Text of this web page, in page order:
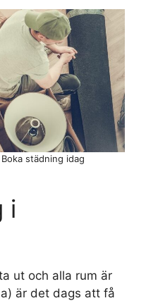
i
ut och alla rum är
är det dags att få
städning idag